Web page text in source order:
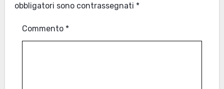
obbligatori sono contrassegnati *
Commento *